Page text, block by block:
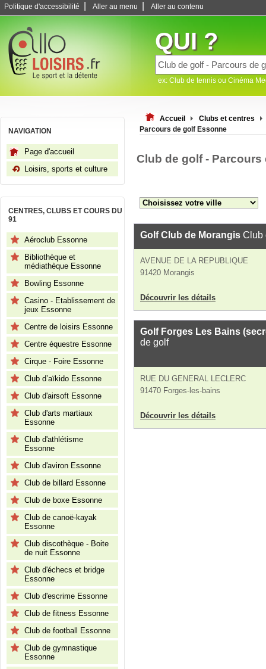
Politique d'accessibilité Aller au menu Aller au contenu
QUI ?
ex: Club de tennis ou Cinéma
NAVIGATION
Page d'accueil
Loisirs, sports et culture
CENTRES, CLUBS ET COURS DU
91
Aéroclub Essonne
Bibliothèque et
médiathèque Essonne
Bowling Essonne
Casino - Etablissement de
jeux Essonne
Centre de loisirs Essonne
Centre équestre Essonne
Cirque - Foire Essonne
Club d’aïkido Essonne
Club d'airsoft Essonne
Club d'arts martiaux
Essonne
Club d'athlétisme
Essonne
Club d'aviron Essonne
Club de billard Essonne
Club de boxe Essonne
Club de canoë-kayak
Essonne
Club discothèque - Boite
de nuit Essonne
Club d'échecs et bridge
Essonne
Club d'escrime Essonne
Club de fitness Essonne
Club de football Essonne
Club de gymnastique
Essonne
Accueil
Clubs et centres
Parcours de golf Essonne
Club de golf -
Golf Club de Morangis Club
AVENUE DE LA REPUBLIQUE
91420 Morangis
Découvrir les détails
Golf Forges Les Bains
de golf
RUE DU GENERAL LECLERC
91470 Forges-les-bains
Découvrir les détails